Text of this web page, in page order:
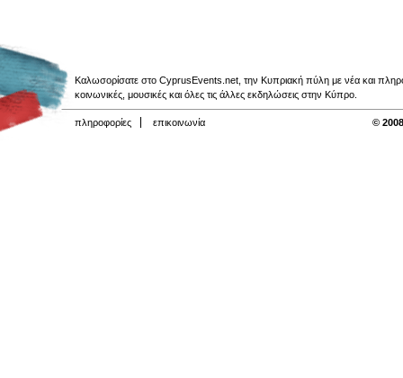
Καλωσορίσατε στο CyprusEvents.net, την Κυπριακή πύλη με νέα και
κοινωνικές, μουσικές και όλες τις άλλες εκδηλώσεις στην Κύπρο.
πληροφορίες επικοινωνία ©